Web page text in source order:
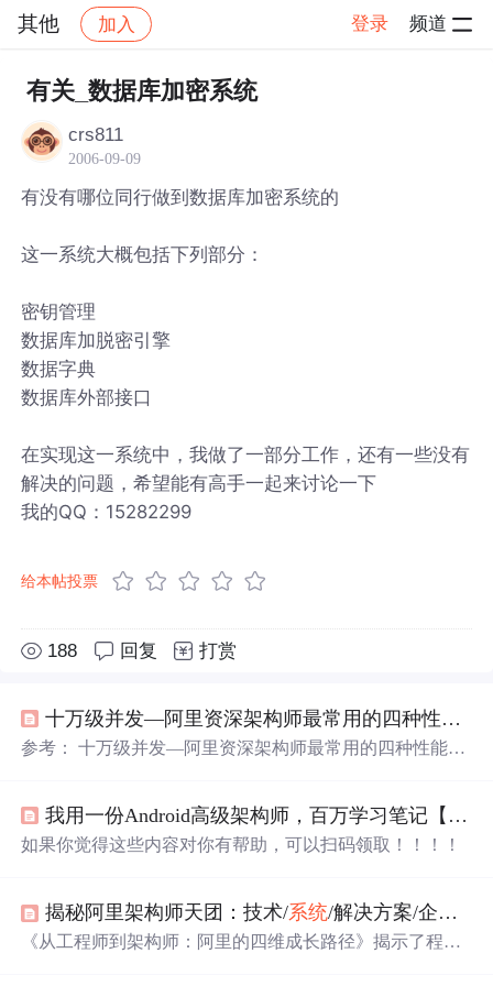
其他 加入 登录 频道
社区 其他 帖子详情
有关_数据库加密系统
crs811
2006-09-09
有没有哪位同行做到数据库加密系统的
这一系统大概包括下列部分：
密钥管理
数据库加脱密引擎
数据字典
数据库外部接口
在实现这一系统中，我做了一部分工作，还有一些没有
解决的问题，希望能有高手一起来讨论一下
我的QQ：15282299
给本帖投票
188 回复 打赏
十万级并发—阿里资深架构师最常用的四种性能优化！
参考： 十万级并发—阿里资深架构师最常用的四种性能优
我用一份Android高级架构师，百万学习笔记【GitHub】征服了阿里P7大牛！
如果你觉得这些内容对你有帮助，可以扫码领取！！！！
揭秘阿里架构师天团：技术/系统/解决方案/企业架构师，谁才是你的本命角色？
《从工程师到架构师：阿里的四维成长路径》揭示了程序